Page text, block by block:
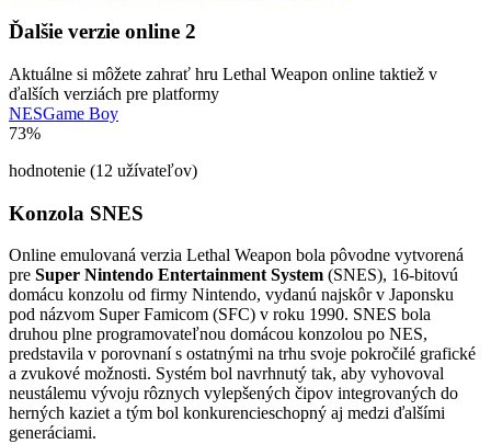
Ďalšie verzie online 2
Aktuálne si môžete zahrať hru Lethal Weapon online taktiež v
ďalších verziách pre platformy
NESGame Boy
73%
hodnotenie (12 užívateľov)
Konzola SNES
Online emulovaná verzia Lethal Weapon bola pôvodne vytvorená
pre Super Nintendo Entertainment System (SNES), 16-bitovú
domácu konzolu od firmy Nintendo, vydanú najskôr v Japonsku
pod názvom Super Famicom (SFC) v roku 1990. SNES bola
druhou plne programovateľnou domácou konzolou po NES,
predstavila v porovnaní s ostatnými na trhu svoje pokročilé grafické
a zvukové možnosti. Systém bol navrhnutý tak, aby vyhovoval
neustálemu vývoju rôznych vylepšených čipov integrovaných do
herných kaziet a tým bol konkurencieschopný aj medzi ďalšími
generáciami.